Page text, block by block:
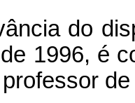
do
1996, é